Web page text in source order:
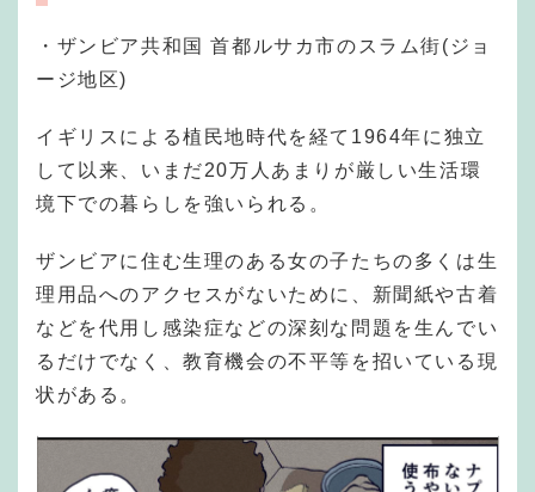
・ザンビア共和国 首都ルサカ市のスラム街(ジョ
ージ地区)
イギリスによる植民地時代を経て1964年に独立
して以来、いまだ20万人あまりが厳しい生活環
境下での暮らしを強いられる。
ザンビアに住む生理のある女の子たちの多くは生
理用品へのアクセスがないために、新聞紙や古着
などを代用し感染症などの深刻な問題を生んでい
るだけでなく、教育機会の不平等を招いている現
状がある。